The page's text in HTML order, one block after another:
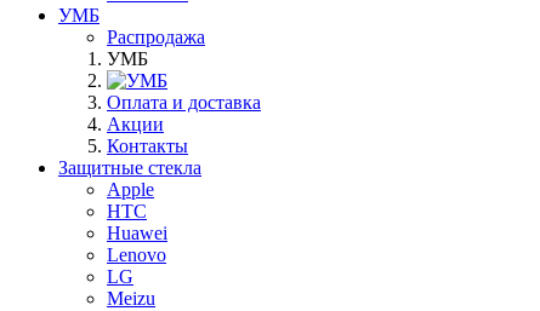
УМБ
Распродажа
УМБ
Оплата и доставка
Акции
Контакты
Защитные стекла
Apple
HTC
Huawei
Lenovo
LG
Meizu